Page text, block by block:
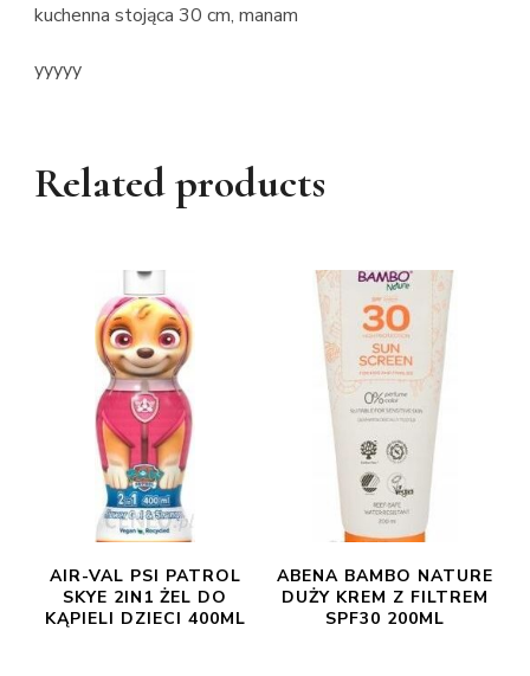
kuchenna stojąca 30 cm, manam
yyyyy
Related products
AIR-VAL PSI PATROL
SKYE 2IN1 ŻEL DO
KĄPIELI DZIECI 400ML
ABENA BAMBO NATURE
DUŻY KREM Z FILTREM
SPF30 200ML